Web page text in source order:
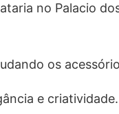
no Palacio
os
e criatividade.